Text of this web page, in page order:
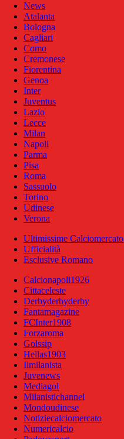
News
Atalanta
Bologna
Cagliari
Como
Cremonese
Fiorentina
Genoa
Inter
Juventus
Lazio
Lecce
Milan
Napoli
Parma
Pisa
Roma
Sassuolo
Torino
Udinese
Verona
Ultimissime Calciomercato
Ufficialità
Esclusive Romano
Calcionapoli1926
Cittaceleste
Derbyderbyderby
Fantamagazine
FCInter1908
Forzaroma
Golssip
Hellas1903
Ilmilanista
Juvenews
Mediagol
Milanistichannel
Mondoudinese
Notiziecalciomercato
Numericalcio